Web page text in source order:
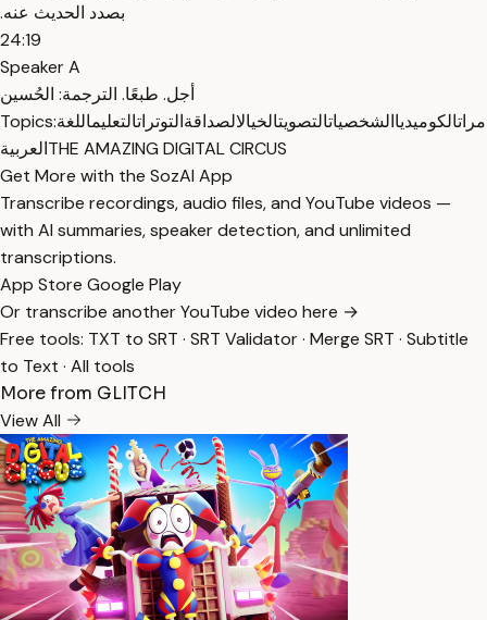
بصدد الحديث عنه.
24:19
Speaker A
‫أجل. ‫طبعًا. ‫الترجمة: الحُسين
Topics:
الكوميدياالشخصياتالتصويتالخيالالصداقةالتوتراتالتعليماللغة
العربيةTHE AMAZING DIGITAL CIRCUS
Get More with the SozAI App
Transcribe recordings, audio files, and YouTube videos —
with AI summaries, speaker detection, and unlimited
transcriptions.
App Store Google Play
Or transcribe another YouTube video here →
Free tools: TXT to SRT · SRT Validator· Merge SRT · Subtitle
to Text · All tools
More from GLITCH
View All